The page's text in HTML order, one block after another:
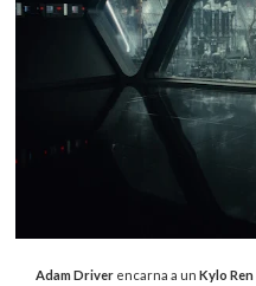
Adam Driver encarna a unKylo Ren